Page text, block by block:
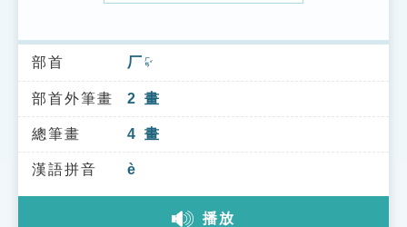
索引選單
知識索引
單字索引
生命大百科索引
部首 厂 ㄏㄢˇ
部首外筆畫 2 畫
總筆畫 4 畫
漢語拼音 è
播放